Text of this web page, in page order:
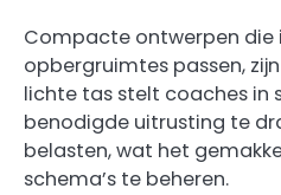
Compacte ontwerpen die
opbergruimtes passen,
lichte tas stelt coaches in
benodigde uitrusting te
belasten, wat het
schema’s te beheren.